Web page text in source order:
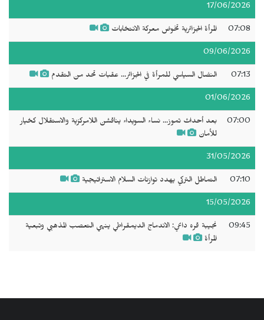
17/06/2026
07:08 المرأة الجزائرية تخوض معركة الانتخابات
09/06/2026
07:13 النضال السياسي للمرأة في الجزائر... عقبات تحد من التقدم
01/06/2026
07:00
بعد أحداث تموز... نساء السويداء يناقشن اللامركزية والاستقلال كخيار
للأمان
31/05/2026
07:10 التماطل التركي يهدد توازنات السلام الاستراتيجية
15/05/2026
09:45
نجيبة قره داغي: الاندماج الديمقراطي ينهي التعصب المذهبي وتبعية
المرأة